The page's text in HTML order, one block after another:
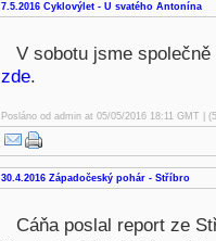
7.5.2016 Cyklovýlet - U svatého Antonína
V sobotu jsme
zde.
Posláno od adminat 05/05/2016 18:11 GMT |
30.4.2016 Západočeský pohár - Stříbro
Cáňa poslal report ze